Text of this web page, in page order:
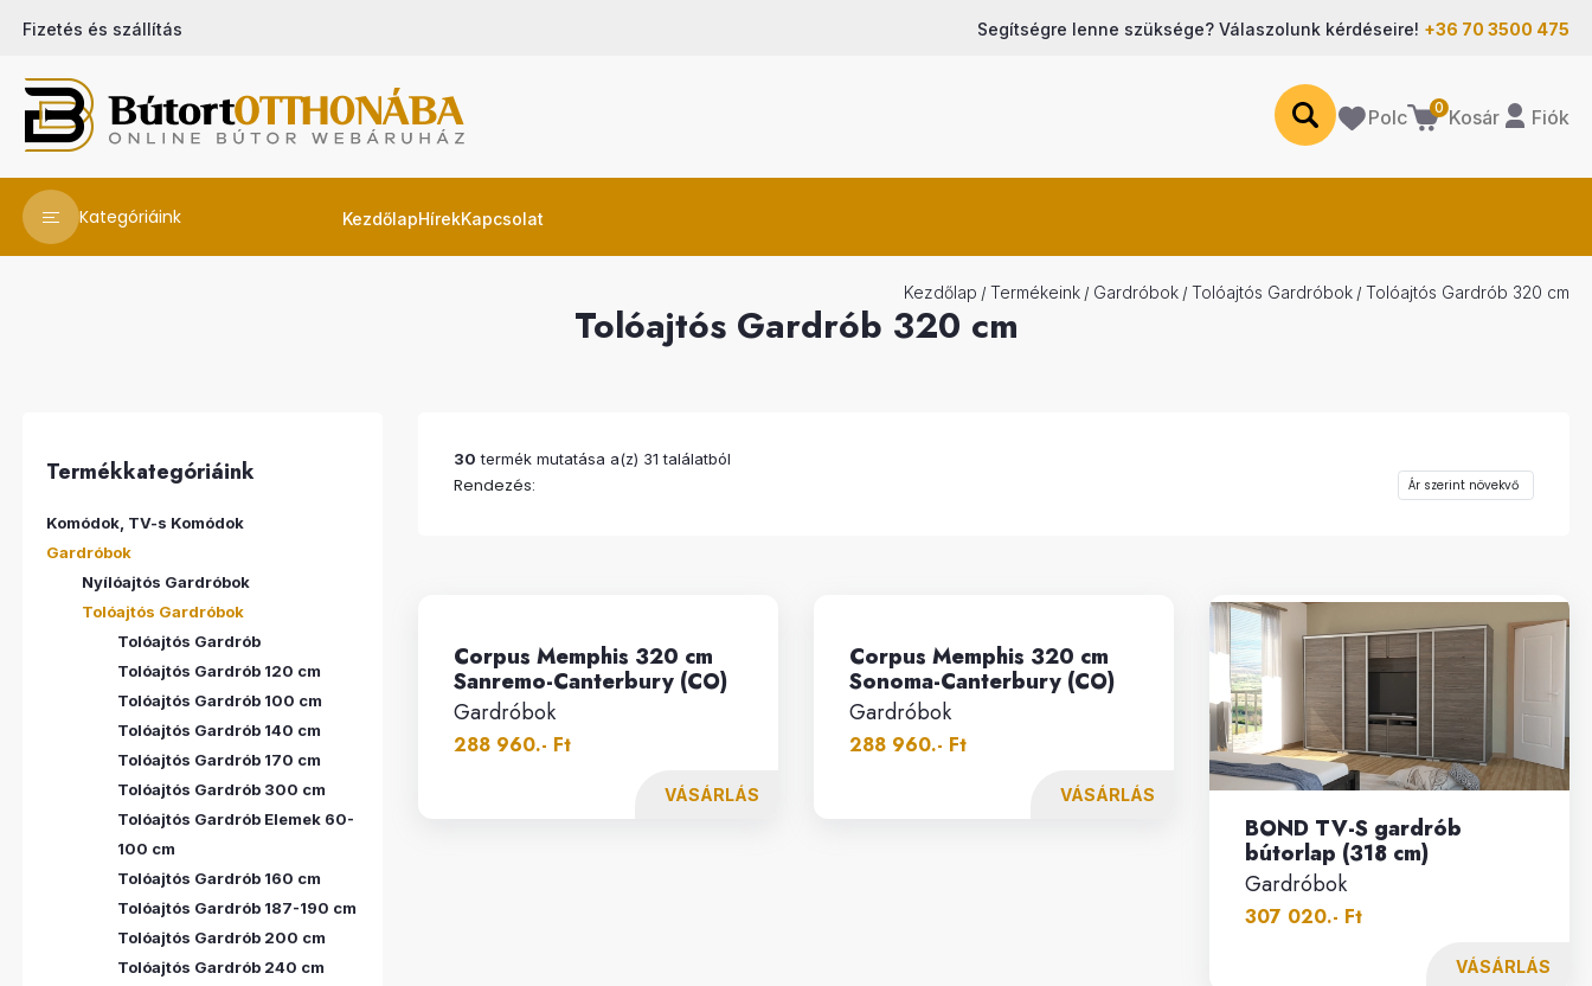
Fizetés és szállítás Segítségre lenne szüksége? Válaszolunk kérdéseire! +36 70 3500 475
Polc 0 Kosár Fiók
Kategóriáink KezdőlapHírekKapcsolat
Kezdőlap / Termékeink / Gardróbok / Tolóajtós Gardróbok / Tolóajtós Gardrób 320 cm
Tolóajtós Gardrób 320 cm
30 termék mutatása a(z) 31 találatból
Rendezés:
Corpus Memphis 320 cm
Sanremo-Canterbury (CO)
Gardróbok
288 960.- Ft
VÁSÁRLÁS
Corpus Memphis 320 cm
Sonoma-Canterbury (CO)
Gardróbok
288 960.- Ft
VÁSÁRLÁS
BOND TV-S gardrób
bútorlap (318 cm)
Gardróbok
307 020.- Ft
VÁSÁRLÁS
Termékkategóriáink
Komódok, TV-s Komódok
Gardróbok
Nyílóajtós Gardróbok
Tolóajtós Gardróbok
Tolóajtós Gardrób
Tolóajtós Gardrób 120 cm
Tolóajtós Gardrób 100 cm
Tolóajtós Gardrób 140 cm
Tolóajtós Gardrób 170 cm
Tolóajtós Gardrób 300 cm
Tolóajtós Gardrób Elemek 60-
100 cm
Tolóajtós Gardrób 160 cm
Tolóajtós Gardrób 187-190 cm
Tolóajtós Gardrób 200 cm
Tolóajtós Gardrób 240 cm